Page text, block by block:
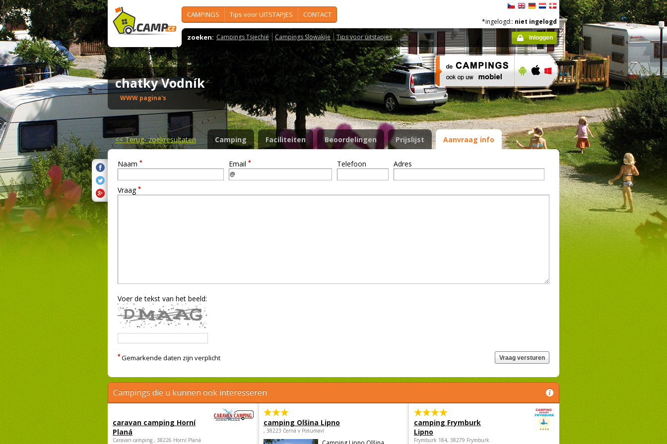
CAMPINGS Tips voor UITSTAPJES CONTACT
zoeken: Campings Tsjechië Campings Slowakije Tips voor uitstapjes
*ingelogd:: niet ingelogd
Inloggen
chatky Vodník
WWW pagina's
<<Terug- zoekresultaten Camping Faciliteiten Beoordelingen Prijslijst Aanvraag info
Naam * Email * Telefoon Adres
Vraag *
Voer de tekst van het beeld:
* Gemarkende daten zijn verplicht
Campings die u kunnen ook interesseren
caravan camping Horní
Planá
Caravan camping , 38226 Horní Planá
camping Olšina Lipno
, 38223 Černá v Pošumaví
camping Frymburk
Lipno
Frymburk 184, 38279 Frymburk